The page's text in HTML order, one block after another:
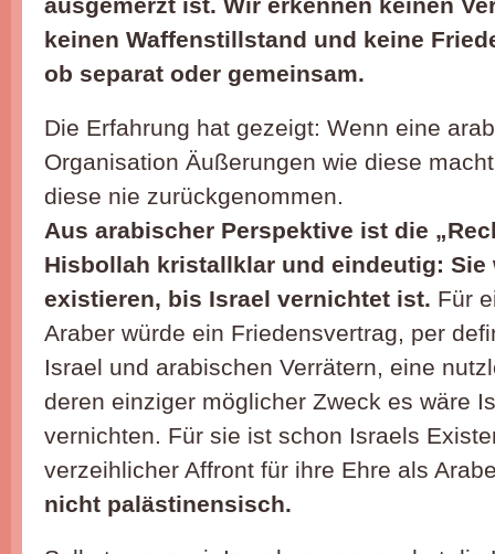
keinen Waffenstillstand und keine
ob separat oder gemeinsam.
Die Erfahrung hat gezeigt: Wenn eine
Organisation Äußerungen wie diese
diese nie zurückgenommen.
Aus arabischer Perspektive ist die
Hisbollah kristallklar und eindeutig: Sie
existieren, bis Israel vernichtet ist. Für
Araber würde ein Friedensvertrag, per
Israel und arabischen Verrätern, eine
deren einziger möglicher Zweck es wäre
vernichten. Für sie ist schon Israels
verzeihlicher Affront für ihre Ehre als
nicht palästinensisch.